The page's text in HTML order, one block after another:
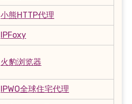
小熊HTTP代理
IPFoxy
火豹浏览器
IPWO全球住宅代理